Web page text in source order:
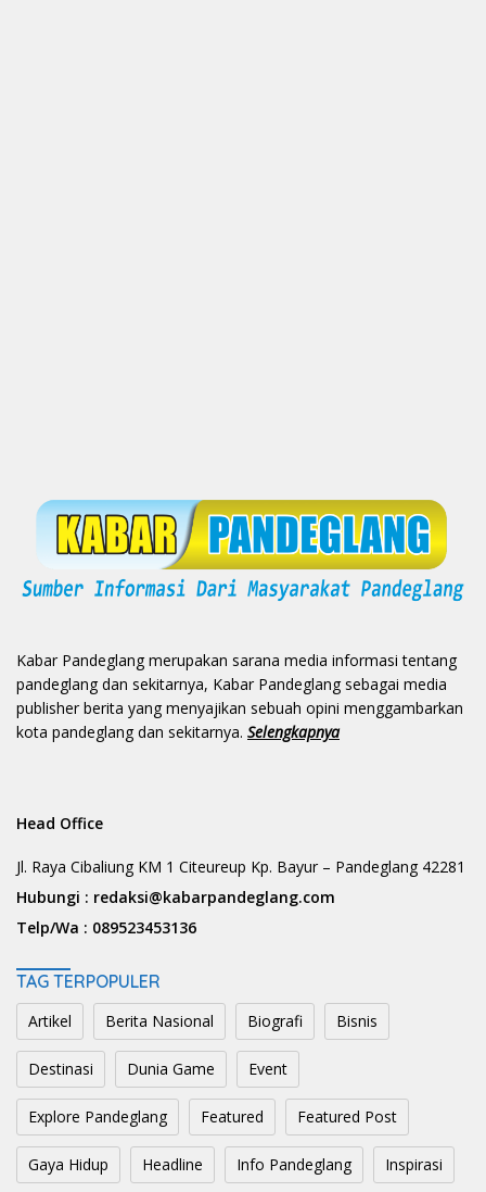
Kabar Pandeglang merupakan sarana media informasi tentang
pandeglang dan sekitarnya, Kabar Pandeglang sebagai media
publisher berita yang menyajikan sebuah opini menggambarkan
kota pandeglang dan sekitarnya. Selengkapnya
Head Office
Jl. Raya Cibaliung KM 1 Citeureup Kp. Bayur – Pandeglang 42281
Hubungi : redaksi@kabarpandeglang.com
Telp/Wa : 089523453136
TAG TERPOPULER
Artikel Berita Nasional Biografi Bisnis
Destinasi Dunia Game Event
Explore Pandeglang Featured Featured Post
Gaya Hidup Headline Info Pandeglang Inspirasi